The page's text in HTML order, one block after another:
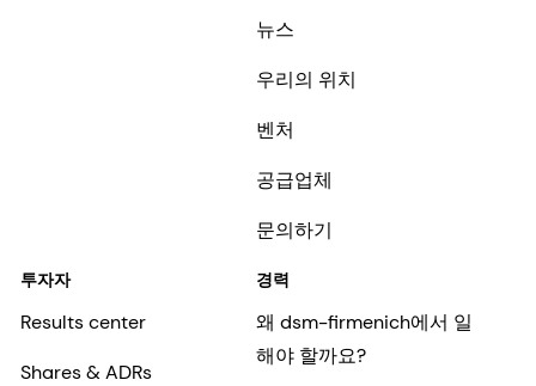
뉴스
우리의 위치
벤처
공급업체
문의하기
투자자
Results center
Shares & ADRs
경력
왜 dsm-firmenich에서 일
해야 할까요?